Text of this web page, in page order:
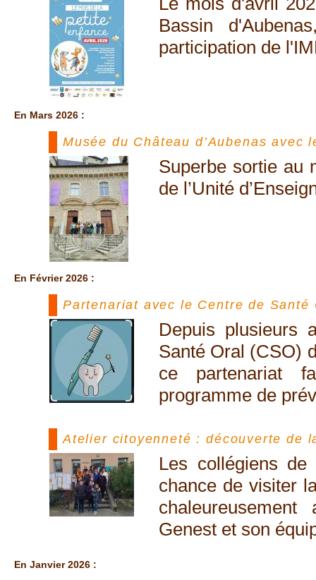
Bassin
participation de
En Mars 2026 :
Musée du Château d’Aubenas avec
Superbe sortie au
de l’Unité
En Février 2026 :
Partenariat avec le Centre de
Depuis plusieurs
Santé Oral (CSO)
ce partenariat
programme de
Atelier citoyenneté : découverte de
Les collégiens
chance de visiter
Genest et son
En Janvier 2026 :